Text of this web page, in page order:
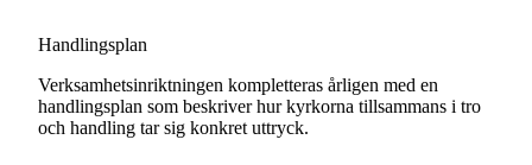
Handlingsplan
Verksamhetsinriktningen kompletteras årligen med en
handlingsplan som beskriver hur kyrkorna tillsammans i tro
och handling tar sig konkret uttryck.